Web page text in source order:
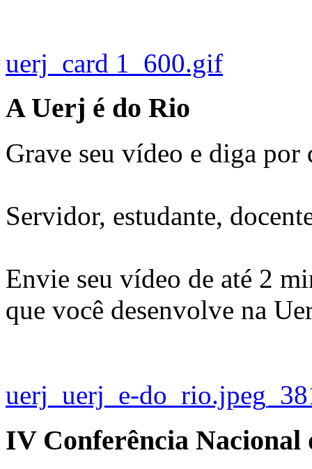
uerj_card 1_600.gif
A Uerj é do Rio
Grave seu vídeo e diga
Servidor, estudante,
Envie seu vídeo de até 2
que você desenvolve na
uerj_uerj_e-
IV Conferência Nacional